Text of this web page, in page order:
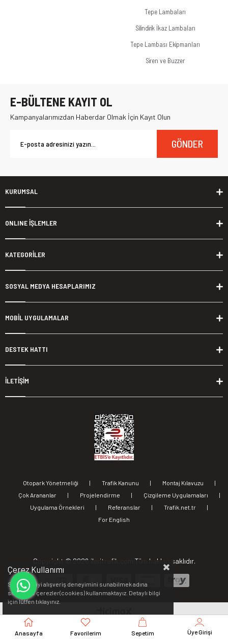
Tepe Lambaları
Silindirik İkaz Lambaları
Tepe Lambası Ekipmanları
Siren ve Buzzer
E-BÜLTENE KAYIT OL
Kampanyalarımızdan Haberdar Olmak İçin Kayıt Olun
GÖNDER
KURUMSAL
ONLINE İŞLEMLER
KATEGORİLER
SOSYAL MEDYA HESAPLARIMIZ
MOBİL UYGULAMALAR
DESTEK HATTI
İLETİŞİM
Otopark Yönetmeliği | Trafik Kanunu | Montaj Kılavuzu
|
Çok Arananlar
| Projelendirme | Çizgileme Uygulamaları
|
Uygulama Örnekleri
| Referanslar | Trafik.net.tr
|
For English
Copyright © 2026 ileritrafik.com Tüm hakları saklıdır.
Çerez Kullanımı
Sizlere en iyi alışveriş deneyimini sunabilmek adına
sitemizde çerezler(cookies) kullanmaktayız. Detaylı bilgi
için lütfen tıklayınız.
Anasayfa Favorilerim Sepetim Üye Girişi